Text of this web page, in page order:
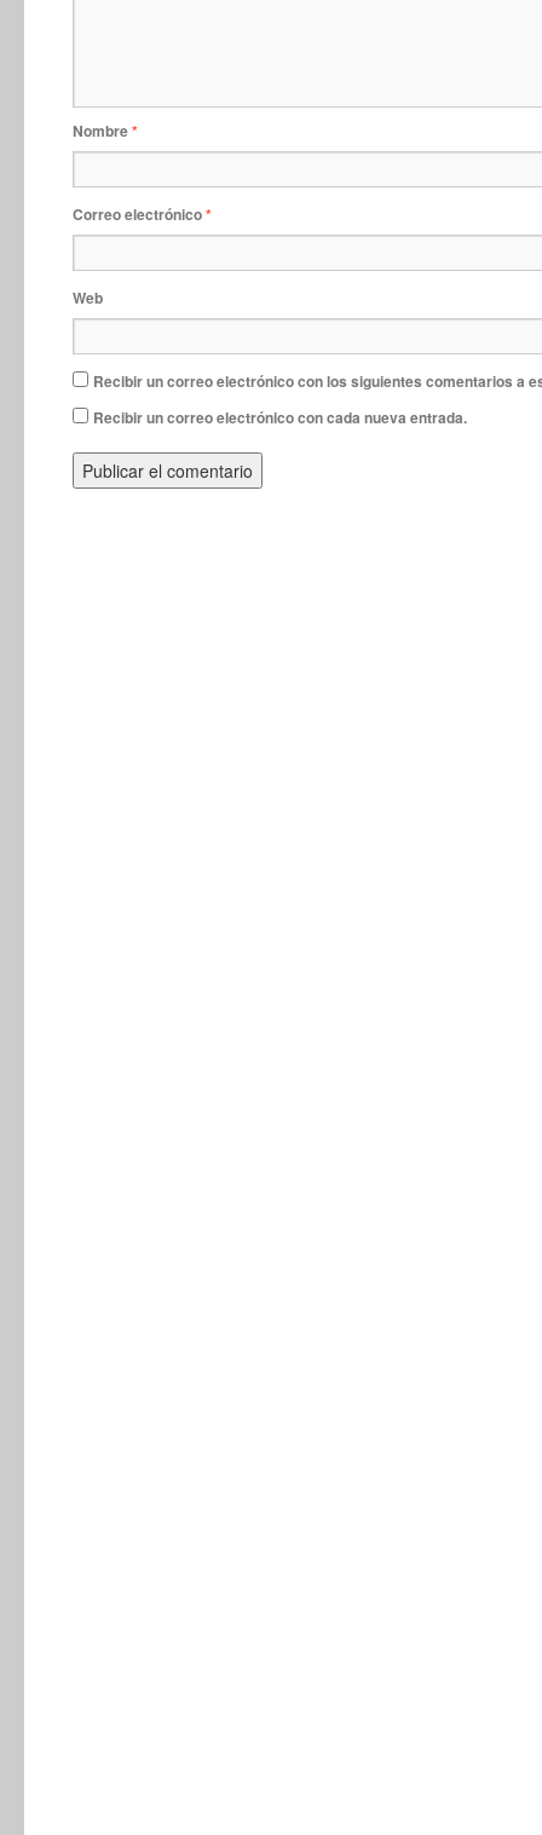
Nombre*
Correo electrónico*
Web
Recibir un correo electrónico con los siguientes comentarios a
Recibir un correo electrónico con cada nueva entrada.